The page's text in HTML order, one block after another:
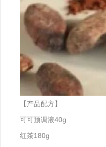
【产品配方】
可可预调液40g
红茶180g